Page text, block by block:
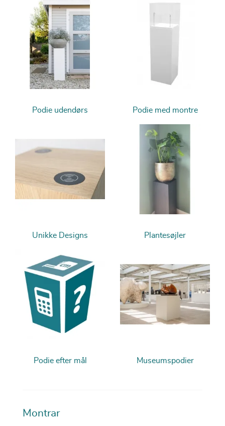
Podie udendørs Podie med montre
Unikke Designs Plantesøjler
Podie efter mål Museumspodier
Montrar